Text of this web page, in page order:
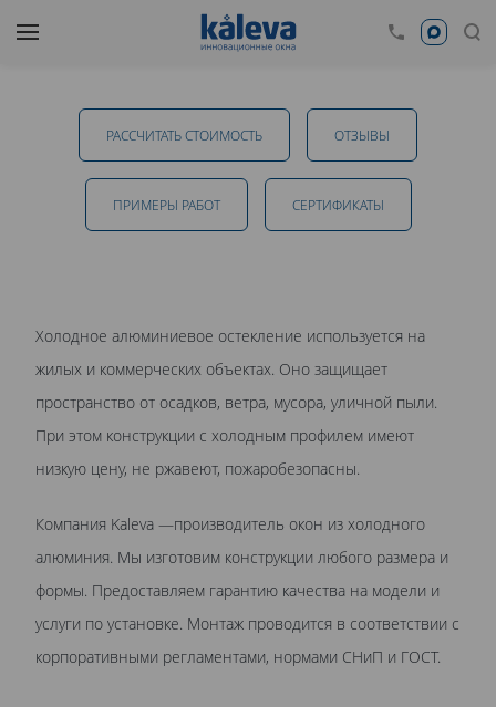
Холодное остекление алюминием в
Челябинске
от 11 400 руб.
согласие на обработку персональных данных
политикой обработки персональных данных
РАССЧИТАТЬ СТОИМОСТЬ ОТЗЫВЫ
ПРИМЕРЫ РАБОТ CЕРТИФИКАТЫ
Холодное алюминиевое остекление используется на
жилых и коммерческих объектах. Оно защищает
пространство от осадков, ветра, мусора, уличной пыли.
При этом конструкции с холодным профилем имеют
низкую цену, не ржавеют, пожаробезопасны.
Компания Kaleva —производитель окон из холодного
алюминия. Мы изготовим конструкции любого размера и
формы. Предоставляем гарантию качества на модели и
услуги по установке. Монтаж проводится в соответствии с
корпоративными регламентами, нормами СНиП и ГОСТ.